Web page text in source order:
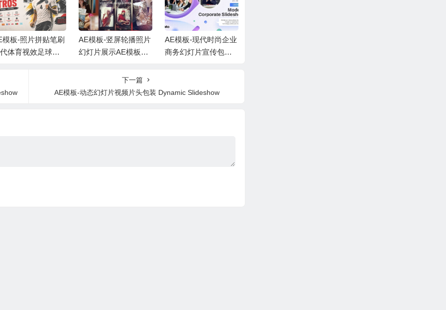
模板-照片拼贴笔刷
体育视效足球运
AE模板-竖屏轮播照片
幻灯片展示AE模板
AE模板-现代时尚企业
商务幻灯片宣传包装
下一篇
AE模板-动态幻灯片视频片头包装 Dynamic Slideshow